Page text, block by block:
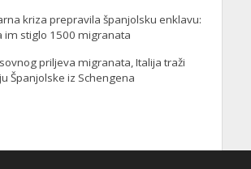
kriza prepravila španjolsku enklavu:
im stiglo 1500 migranata
priljeva migranata, Italija traži
Španjolske iz Schengena